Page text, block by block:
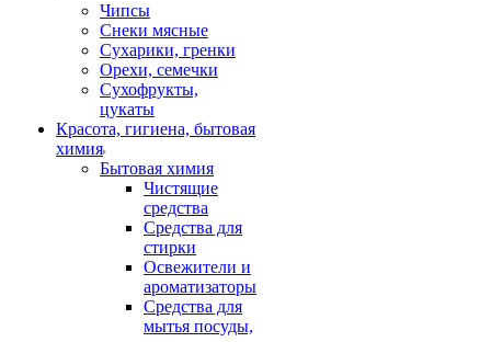
Чипсы
Снеки мясные
Сухарики, гренки
Орехи, семечки
Сухофрукты,
цукаты
Красота, гигиена, бытовая
химия
Бытовая химия
Чистящие
средства
Средства для
стирки
Освежители и
ароматизаторы
Средства для
мытья посуды,